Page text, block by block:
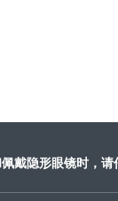
戴隐形眼镜时，请